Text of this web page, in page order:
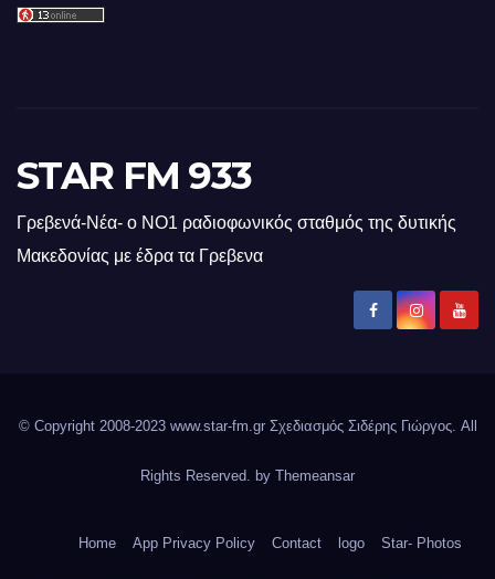
STAR FM 933
Γρεβενά-Νέα- ο ΝΟ1 ραδιοφωνικός σταθμός της δυτικής
Μακεδονίας με έδρα τα Γρεβενα
© Copyright 2008-2023 www.star-fm.gr Σχεδιασμός Σιδέρης Γιώργος. All
Rights Reserved. by Themeansar
Home App Privacy Policy Contact logo Star- Photos